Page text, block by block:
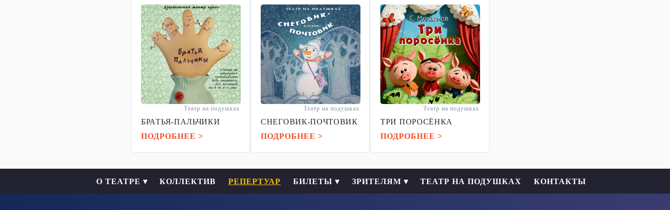
Театр на подушках
БРАТЬЯ-ПАЛЬЧИКИ
ПОДРОБНЕЕ >
Театр на подушках
СНЕГОВИК-ПОЧТОВИК
ПОДРОБНЕЕ >
Театр на подушках
ТРИ ПОРОСЁНКА
ПОДРОБНЕЕ >
О ТЕАТРЕ ▾ КОЛЛЕКТИВ РЕПЕРТУАР БИЛЕТЫ ▾ ЗРИТЕЛЯМ ▾ ТЕАТР НА ПОДУШКАХ КОНТАКТЫ